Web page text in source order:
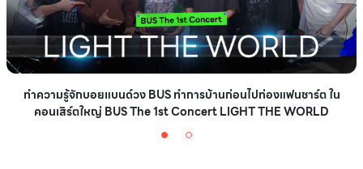
ทำความรู้จักบอยแบนด์วง BUS ทำการบ้านก่อนไปท่องแฟนชาร์ต ใน
คอนเสิร์ตใหญ่ BUS The 1st Concert LIGHT THE WORLD